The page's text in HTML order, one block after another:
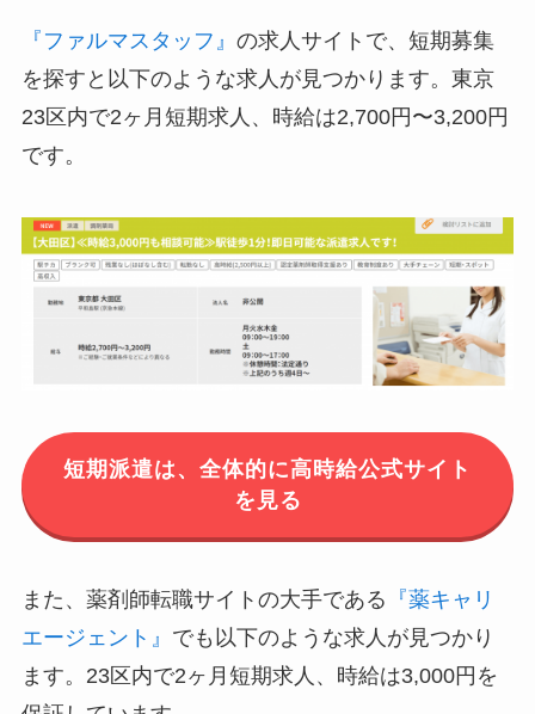
『ファルマスタッフ』 の求人サイトで、短期募集
を探すと以下のような求人が見つかります。東京
23区内で2ヶ月短期求人、時給は2,700円〜3,200円
です。
短期派遣は、全体的に高時給公式サイト
を見る
また、薬剤師転職サイトの大手である 『薬キャリ
エージェント』 でも以下のような求人が見つかり
ます。23区内で2ヶ月短期求人、時給は3,000円を